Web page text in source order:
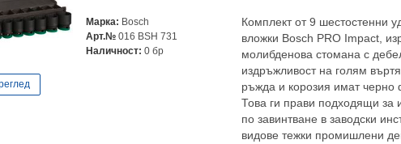
Марка: Bosch
Арт.№ 016 BSH 731
Наличност: 0 бр
Комплект от 9 шестостенни
вложки Bosch PRO Impact,
молибденова стомана с
издръжливост на голям
ръжда и корозия имат черно
Това ги прави подходящи за
по завинтване в заводски
видове тежки промишлени